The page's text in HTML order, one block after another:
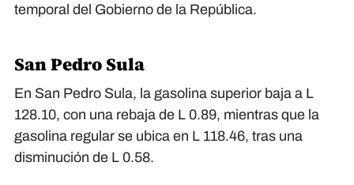
temporal del Gobierno de la República.
San Pedro Sula
En San Pedro Sula, la gasolina superior baja a L
128.10, con una rebaja de L 0.89, mientras que la
gasolina regular se ubica en L 118.46, tras una
disminución de L 0.58.